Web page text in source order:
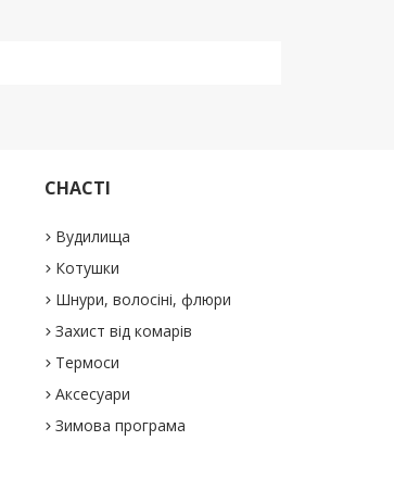
СНАСТІ
Вудилища
Котушки
Шнури, волосіні, флюри
Захист від комарів
Термоси
Аксесуари
Зимова програма